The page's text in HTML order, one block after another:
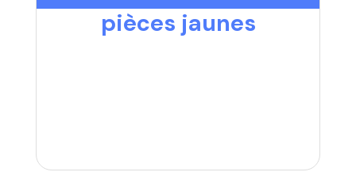
pièces jaunes